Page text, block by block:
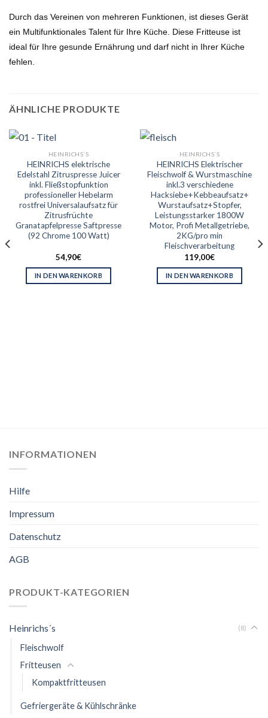
Durch das Vereinen von mehreren Funktionen, ist dieses Gerät
ein Multifunktionales Talent für Ihre Küche. Diese Fritteuse ist
ideal für Ihre gesunde Ernährung und darf nicht in Ihrer Küche
fehlen.
ÄHNLICHE PRODUKTE
HEINRICHS´S
HEINRICHS elektrische
Edelstahl Zitruspresse Juicer
inkl. Fließstopfunktion
professioneller Hebelarm
rostfrei Universalaufsatz für
Zitrusfrüchte
Granatapfelpresse Saftpresse
(92 Chrome 100 Watt)
54,90€
IN DEN WARENKORB
HEINRICHS´S
HEINRICHS Elektrischer
Fleischwolf & Wurstmaschine
inkl.3 verschiedene
Hacksiebe+Kebbeaufsatz+
Wurstaufsatz+Stopfer,
Leistungsstarker 1800W
Motor, Profi Metallgetriebe,
2KG/pro min
Fleischverarbeitung
119,00€
IN DEN WARENKORB
INFORMATIONEN
Hilfe
Impressum
Datenschutz
AGB
PRODUKT-KATEGORIEN
Heinrichs´s (8)
Fleischwolf
Fritteusen
Kompaktfritteusen
Gefriergeräte & Kühlschränke